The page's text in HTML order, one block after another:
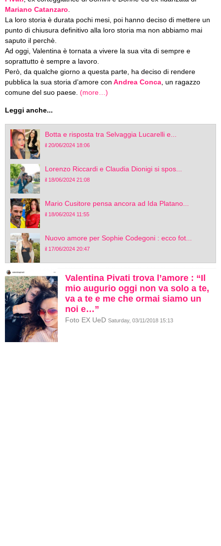
Mariano Catanzaro.
La loro storia è durata pochi mesi, poi hanno deciso di mettere un
punto di chiusura definitivo alla loro storia ma non abbiamo mai
saputo il perchè.
Ad oggi, Valentina è tornata a vivere la sua vita di sempre e
soprattutto è sempre a lavoro.
Però, da qualche giorno a questa parte, ha deciso di rendere
pubblica la sua storia d’amore con Andrea Conca, un ragazzo
comune del suo paese. (more…)
Leggi anche...
Botta e risposta tra Selvaggia Lucarelli e...
il 20/06/2024 18:06
Lorenzo Riccardi e Claudia Dionigi si spos...
il 18/06/2024 21:08
Mario Cusitore pensa ancora ad Ida Platano...
il 18/06/2024 11:55
Nuovo amore per Sophie Codegoni : ecco fot...
il 17/06/2024 20:47
Valentina Pivati trova l’amore : “Il
mio augurio oggi non va solo a te,
va a te e me che ormai siamo un
noi e…”
Foto EX UeD Saturday, 03/11/2018 15:13